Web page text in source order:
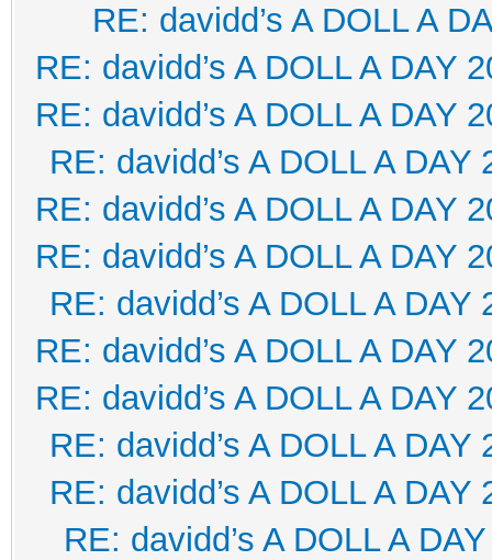
RE: davidd’s A DOLL A
RE: davidd’s A DOLL A DAY
RE: davidd’s A DOLL A DAY
RE: davidd’s A DOLL A DAY
RE: davidd’s A DOLL A DAY
RE: davidd’s A DOLL A DAY
RE: davidd’s A DOLL A DAY
RE: davidd’s A DOLL A DAY
RE: davidd’s A DOLL A DAY
RE: davidd’s A DOLL A DAY
RE: davidd’s A DOLL A DAY
RE: davidd’s A DOLL A